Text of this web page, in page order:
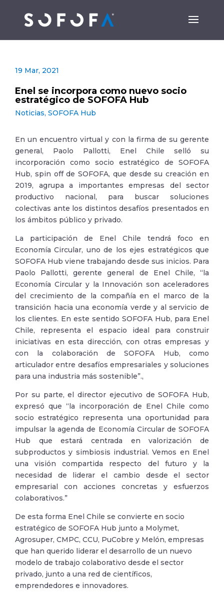
19 Mar, 2021
Enel se incorpora como nuevo socio
estratégico de SOFOFA Hub
Noticias, SOFOFA Hub
En un encuentro virtual y con la firma de su gerente
general, Paolo Pallotti, Enel Chile selló su
incorporación como socio estratégico de SOFOFA
Hub, spin off de SOFOFA, que desde su creación en
2019, agrupa a importantes empresas del sector
productivo nacional, para buscar soluciones
colectivas ante los distintos desafíos presentados en
los ámbitos público y privado.
La participación de Enel Chile tendrá foco en
Economía Circular, uno de los ejes estratégicos que
SOFOFA Hub viene trabajando desde sus inicios. Para
Paolo Pallotti, gerente general de Enel Chile, “la
Economía Circular y la Innovación son aceleradores
del crecimiento de la compañía en el marco de la
transición hacia una economía verde y al servicio de
los clientes. En este sentido SOFOFA Hub, para Enel
Chile, representa el espacio ideal para construir
iniciativas en esta dirección, con otras empresas y
con la colaboración de SOFOFA Hub, como
articulador entre desafíos empresariales y soluciones
para una industria más sostenible”.,
Por su parte, el director ejecutivo de SOFOFA Hub,
expresó que “la incorporación de Enel Chile como
socio estratégico representa una oportunidad para
impulsar la agenda de Economía Circular de SOFOFA
Hub que estará centrada en valorización de
subproductos y simbiosis industrial. Vemos en Enel
una visión compartida respecto del futuro y la
necesidad de liderar el cambio desde el sector
empresarial con acciones concretas y esfuerzos
colaborativos.”
De esta forma Enel Chile se convierte en socio
estratégico de SOFOFA Hub junto a Molymet,
Agrosuper, CMPC, CCU, PuCobre y Melón, empresas
que han querido liderar el desarrollo de un nuevo
modelo de trabajo colaborativo desde el sector
privado, junto a una red de científicos,
emprendedores e innovadores.